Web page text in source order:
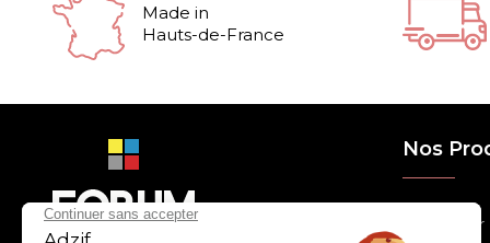
Made in
Hauts-de-France
Nos
> Relooker